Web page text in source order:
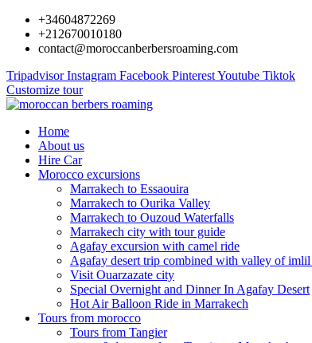
+34604872269
+212670010180
contact@moroccanberbersroaming.com
Tripadvisor Instagram Facebook PinterestYoutube Tiktok
Customize tour
Home
About us
Hire Car
Morocco excursions
Marrakech to Essaouira
Marrakech to Ourika Valley
Marrakech to Ouzoud Waterfalls
Marrakech city with tour guide
Agafay excursion with camel ride
Agafay desert trip combined with valley of imlil
Visit Ouarzazate city
Special Overnight and Dinner In Agafay Desert
Hot Air Balloon Ride in Marrakech
Tours from morocco
Tours from Tangier